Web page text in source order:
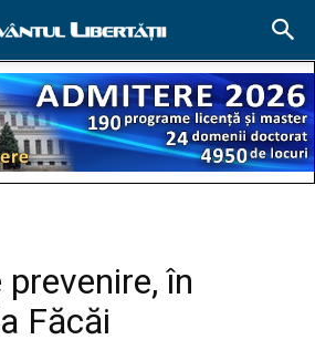
în
Făcăi